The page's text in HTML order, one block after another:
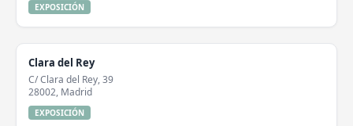
EXPOSICIÓN
Clara del Rey
C/ Clara del Rey, 39
28002, Madrid
EXPOSICIÓN